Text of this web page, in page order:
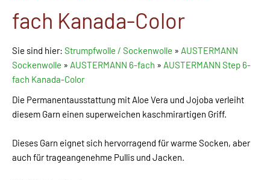
fach Kanada-Color
Sie sind hier: Strumpfwolle / Sockenwolle » AUSTERMANN
Sockenwolle » AUSTERMANN 6-fach » AUSTERMANN Step 6-
fach Kanada-Color
Die Permanentausstattung mit Aloe Vera und Jojoba verleiht
diesem Garn einen superweichen kaschmirartigen Griff.
Dieses Garn eignet sich hervorragend für warme Socken, aber
auch für trageangenehme Pullis und Jacken.